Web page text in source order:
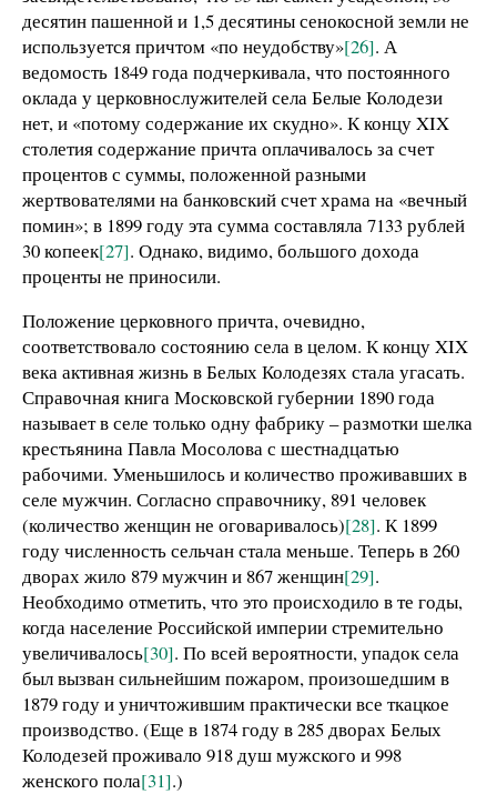
десятин пашенной и 1,5 десятины сенокосной земли не
используется причтом «по неудобству»[26]. А
ведомость 1849 года подчеркивала, что постоянного
оклада у церковнослужителей села Белые Колодези
нет, и «потому содержание их скудно». К концу XIX
столетия содержание причта оплачивалось за счет
процентов с суммы, положенной разными
жертвователями на банковский счет храма на «вечный
помин»; в 1899 году эта сумма составляла 7133 рублей
30 копеек[27]. Однако, видимо, большого дохода
проценты не приносили.
Положение церковного причта, очевидно,
соответствовало состоянию села в целом. К концу XIX
века активная жизнь в Белых Колодезях стала угасать.
Справочная книга Московской губернии 1890 года
называет в селе только одну фабрику – размотки шелка
крестьянина Павла Мосолова с шестнадцатью
рабочими. Уменьшилось и количество проживавших в
селе мужчин. Согласно справочнику, 891 человек
(количество женщин не оговаривалось)[28]. К 1899
году численность сельчан стала меньше. Теперь в 260
дворах жило 879 мужчин и 867 женщин[29].
Необходимо отметить, что это происходило в те годы,
когда население Российской империи стремительно
увеличивалось[30]. По всей вероятности, упадок села
был вызван сильнейшим пожаром, произошедшим в
1879 году и уничтожившим практически все ткацкое
производство. (Еще в 1874 году в 285 дворах Белых
Колодезей проживало 918 душ мужского и 998
женского пола[31].)